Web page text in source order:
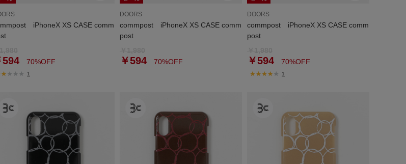
iPhoneX XS CASE comm
594 70%OFF
1
DOORS
commpost iPhoneX XS CASE comm
post
￥594 70%OFF
DOORS
commpost iPhoneX XS CASE comm
post
￥594 70%OFF
1